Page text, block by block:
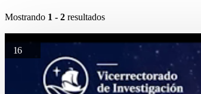
Mostrando 1 - 2 resultados
16